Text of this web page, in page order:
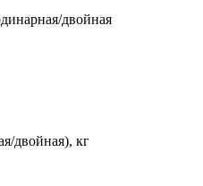
двойная
двойная), кг